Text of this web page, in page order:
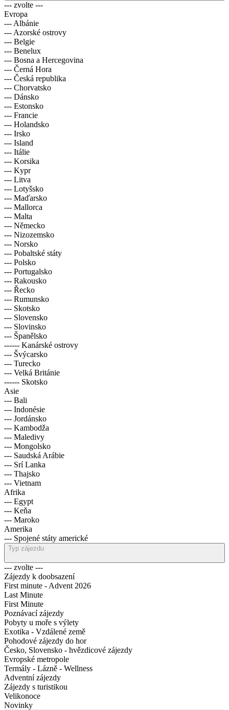
--- zvolte ---
Evropa
--- Albánie
--- Azorské ostrovy
--- Belgie
--- Benelux
--- Bosna a Hercegovina
--- Černá Hora
--- Česká republika
--- Chorvatsko
--- Dánsko
--- Estonsko
--- Francie
--- Holandsko
--- Irsko
--- Island
--- Itálie
--- Korsika
--- Kypr
--- Litva
--- Lotyšsko
--- Maďarsko
--- Mallorca
--- Malta
--- Německo
--- Nizozemsko
--- Norsko
--- Pobaltské státy
--- Polsko
--- Portugalsko
--- Rakousko
--- Řecko
--- Rumunsko
--- Skotsko
--- Slovensko
--- Slovinsko
--- Španělsko
------ Kanárské ostrovy
--- Švýcarsko
--- Turecko
--- Velká Británie
------ Skotsko
Asie
--- Bali
--- Indonésie
--- Jordánsko
--- Kambodža
--- Maledivy
--- Mongolsko
--- Saudská Arábie
--- Srí Lanka
--- Thajsko
--- Vietnam
Afrika
--- Egypt
--- Keňa
--- Maroko
Amerika
--- Spojené státy americké
Typ zájezdu
--- zvolte ---
Zájezdy k doobsazení
First minute - Advent 2026
Last Minute
First Minute
Poznávací zájezdy
Pobyty u moře s výlety
Exotika - Vzdálené země
Pohodové zájezdy do hor
Česko, Slovensko - hvězdicové zájezdy
Evropské metropole
Termály - Lázně - Wellness
Adventní zájezdy
Zájezdy s turistikou
Velikonoce
Novinky